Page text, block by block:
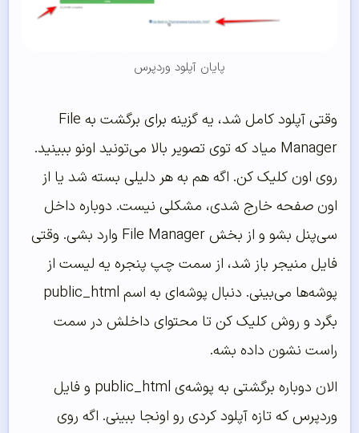
پایان آپلود وردپرس
وقتی آپلود کامل شد، یه گزینه برای برگشت به File
Manager میاد که توی تصویر بالا می‌تونید اونو ببینید.
روی اون کلیک کن. اگه هم به هر دلیلی بسته شد یا از
اون صفحه خارج شدی، مشکلی نیست. دوباره داخل
سی‌پنل بشو و از بخش File Manager وارد بشی. وقتی
فایل منیجر باز شد، از سمت چپ پنجره یه لیست از
پوشه‌ها می‌بینی. دنبال پوشه‌ای به اسم public_html
بگرد و روش کلیک کن تا محتوای داخلش در سمت
راست نشون داده بشه.
الان دوباره برگشتی به پوشه‌ی public_html و فایل
وردپرس که تازه آپلود کردی رو اونجا ببینی. اگه روی